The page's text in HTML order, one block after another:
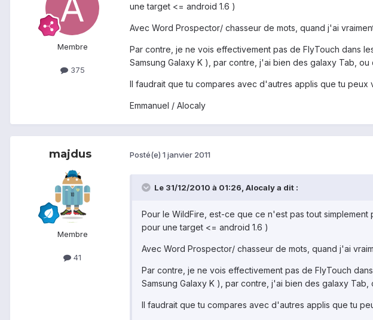
Membre
375
une target <= android 1.6 )
Avec Word Prospector/ chasseur de mots, quand j'ai
Par contre, je ne vois effectivement pas de FlyTouch dans
Samsung Galaxy K ), par contre, j'ai bien des galaxy Tab, ou
Il faudrait que tu compares avec d'autres applis que tu peux
Emmanuel / Alocaly
majdus
Membre
41
Posté(e) 1 janvier 2011
Le 31/12/2010 à 01:26, Alocaly a dit :
Pour le WildFire, est-ce que ce n'est pas tout
pour une target <= android 1.6 )
Avec Word Prospector/ chasseur de mots, quand j'ai
Par contre, je ne vois effectivement pas de FlyTouch
Samsung Galaxy K ), par contre, j'ai bien des galaxy Tab,
Il faudrait que tu compares avec d'autres applis que tu